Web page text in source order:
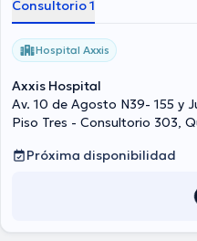
Consultorio 1
Hospital Axxis
Axxis Hospital
Av. 10 de Agosto N39- 155 y
Piso Tres - Consultorio 303,
Próxima disponibilidad